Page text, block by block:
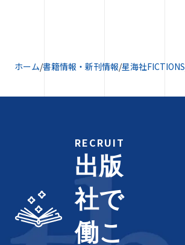
ホーム/書籍情報・新刊情報/星海社FICTIONS
RECRUIT
出版
社で
働こ